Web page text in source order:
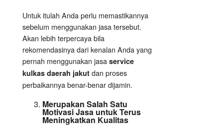
Untuk itulah Anda perlu memastikannya
sebelum menggunakan jasa tersebut.
Akan lebih terpercaya bila
rekomendasinya dari kenalan Anda yang
pernah menggunakan jasa service
kulkas daerah jakut dan proses
perbaikannya benar-benar dijamin.
Merupakan Salah Satu
Motivasi Jasa untuk Terus
Meningkatkan Kualitas